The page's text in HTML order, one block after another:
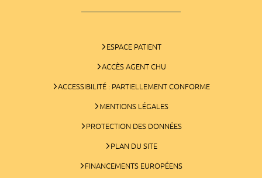
ESPACE PATIENT
ACCÈS AGENT CHU
ACCESSIBILITÉ : PARTIELLEMENT CONFORME
MENTIONS LÉGALES
PROTECTION DES DONNÉES
PLAN DU SITE
FINANCEMENTS EUROPÉENS